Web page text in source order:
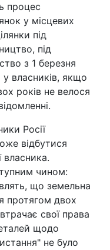
процес
у місцевих
під
під
з 1 березня
власників, якщо
років не велося
Росії
відбутися
власника.
чином:
що земельна
протягом двох
свої права
щодо
не було